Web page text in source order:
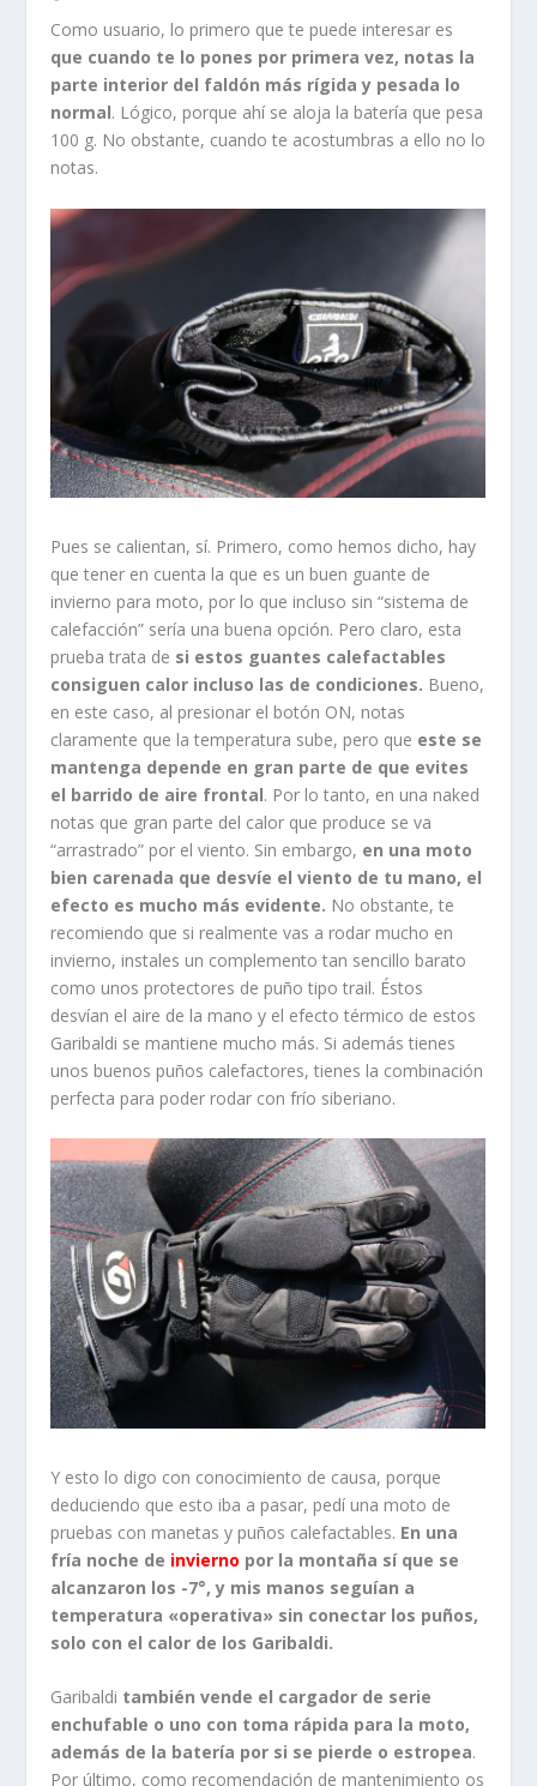
Pues se calientan, sí. Primero, como hemos dicho, hay
que tener en cuenta la que es un buen guante de
invierno para moto, por lo que incluso sin “sistema de
calefacción” sería una buena opción. Pero claro, esta
prueba trata de si estos guantes calefactables
consiguen calor incluso las de condiciones.Bueno,
en este caso, al presionar el botón ON, notas
claramente que la temperatura sube, pero queeste se
el barrido de aire frontal. Por lo tanto, en una naked
notas que gran parte del calor que produce se va
“arrastrado” por el viento. Sin embargo,en una moto
bien carenada que desvíe el viento de tu mano, el
efecto es mucho más evidente. No obstante, te
recomiendo que si realmente vas a rodar mucho en
invierno, instales un complemento tan sencillo barato
como unos protectores de puño tipo trail. Éstos
desvían el aire de la mano y el efecto térmico de estos
Garibaldi se mantiene mucho más. Si además tienes
unos buenos puños calefactores, tienes la combinación
perfecta para poder rodar con frío siberiano.
Y esto lo digo con conocimiento de causa, porque
deduciendo que esto iba a pasar, pedí una moto de
pruebas con manetas y puños calefactables.En una
fría noche deinviernopor la montaña sí que se
alcanzaron los -7°, y mis manos seguían a
temperatura «operativa» sin conectar los puños,
solo con el calor de los Garibaldi.
enchufable o uno con toma rápida para la moto,
además de la batería por si se pierde o estropea
Por último, como recomendación de mantenimiento os
diría que no los dobléis o estrujéis mucho (para
guardarlos dentro del casco o meterlo en los bolsillos,
por ejemplo) porque puede afectar a los cables y
conexiones interiores. Por lo demás,
que montan en invierno en condiciones duras y
con motos sin mucha protección frontal… Como
los probadores de motos, que un día te toca una súper